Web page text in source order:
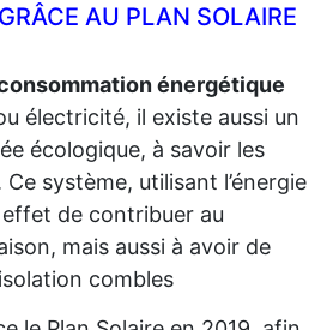
AU PLAN SOLAIRE
énergétique
électricité, il existe aussi un
écologique, à savoir les
système, utilisant l’énergie
de contribuer au
mais aussi à avoir de
combles